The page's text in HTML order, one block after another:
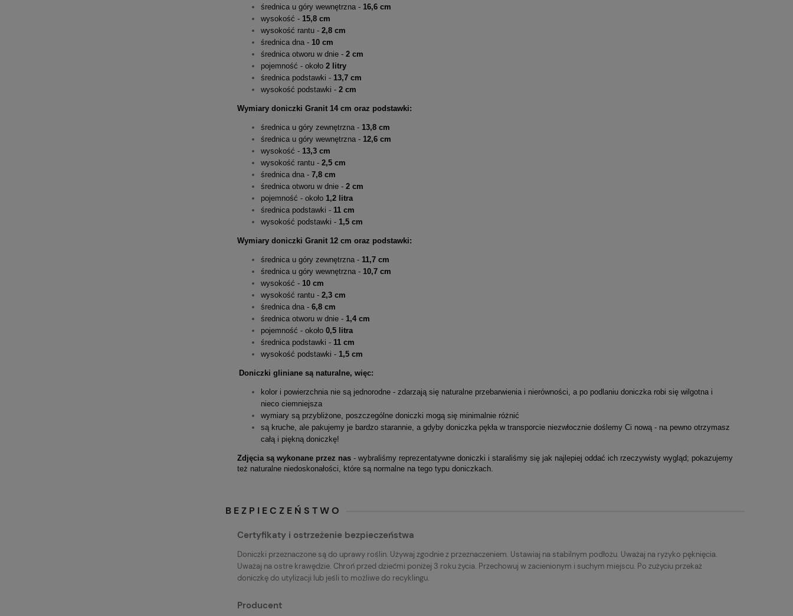
średnica u góry wewnętrzna - 16,6 cm
wysokość - 15,8 cm
wysokość rantu - 2,8 cm
średnica dna - 10 cm
średnica otworu w dnie - 2 cm
pojemność - około 2 litry
średnica podstawki - 13,7 cm
wysokość podstawki - 2 cm
Wymiary doniczki Granit 14 cm oraz podstawki:
średnica u góry zewnętrzna - 13,8 cm
średnica u góry wewnętrzna - 12,6 cm
wysokość - 13,3 cm
wysokość rantu - 2,5 cm
średnica dna - 7,8 cm
średnica otworu w dnie - 2 cm
pojemność - około 1,2 litra
średnica podstawki - 11 cm
wysokość podstawki - 1,5 cm
Wymiary doniczki Granit 12 cm oraz podstawki:
średnica u góry zewnętrzna - 11,7 cm
średnica u góry wewnętrzna - 10,7 cm
wysokość - 10 cm
wysokość rantu - 2,3 cm
średnica dna - 6,8 cm
średnica otworu w dnie - 1,4 cm
pojemność - około 0,5 litra
średnica podstawki - 11 cm
wysokość podstawki - 1,5 cm
Doniczki gliniane są naturalne, więc:
kolor i powierzchnia nie są jednorodne - zdarzają się naturalne przebarwienia i nierówności, a po podlaniu doniczka robi się wilgotna i
nieco ciemniejsza
wymiary są przybliżone, poszczególne doniczki mogą się minimalnie różnić
są kruche, ale pakujemy je bardzo starannie, a gdyby doniczka pękła w transporcie niezwłocznie doślemy Ci nową - na pewno otrzymasz
całą i piękną doniczkę!
Zdjęcia są wykonane przez nas - wybraliśmy reprezentatywne doniczki i staraliśmy się jak najlepiej oddać ich rzeczywisty wygląd; pokazujemy
też naturalne niedoskonałości, które są normalne na tego typu doniczkach.
BEZPIECZEŃSTWO
Certyfikaty i ostrzeżenie bezpieczeństwa
Doniczki przeznaczone są do uprawy roślin. Używaj zgodnie z przeznaczeniem. Ustawiaj na stabilnym podłożu. Uważaj na ryzyko pęknięcia.
Uważaj na ostre krawędzie. Chroń przed dziećmi poniżej 3 roku życia. Przechowuj w zacienionym i suchym miejscu. Po zużyciu przekaż
doniczkę do utylizacji lub jeśli to możliwe do recyklingu.
Producent